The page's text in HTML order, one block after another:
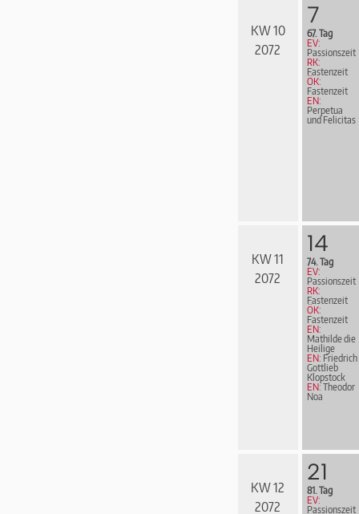
KW 10
2072
7
67. Tag
EV:
Passionszeit
RK:
Fastenzeit
ÖK:
Fastenzeit
EN:
Perpetua
und Felicitas
KW 11
2072
14
74. Tag
EV:
Passionszeit
RK:
Fastenzeit
ÖK:
Fastenzeit
EN:
Mathilde die
Heilige
EN: Friedrich
Gottlieb
Klopstock
EN:Theodor
Noa
KW 12
2072
21
81. Tag
EV:
Passionszeit